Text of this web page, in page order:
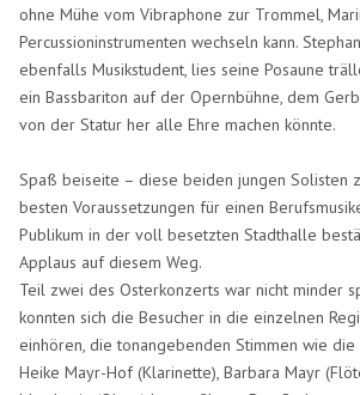
ohne Mühe vom Vibraphone zur Trommel,
Percussioninstrumenten wechseln kann.
ebenfalls Musikstudent, lies seine Posaune
ein Bassbariton auf der Opernbühne, dem
von der Statur her alle Ehre machen könnte.
Spaß beiseite – diese beiden jungen Solisten
besten Voraussetzungen für einen
Publikum in der voll besetzten Stadthalle
Applaus auf diesem Weg.
Teil zwei des Osterkonzerts war nicht minder
konnten sich die Besucher in die einzelnen
einhören, die tonangebenden Stimmen wie
Heike Mayr-Hof (Klarinette), Barbara Mayr